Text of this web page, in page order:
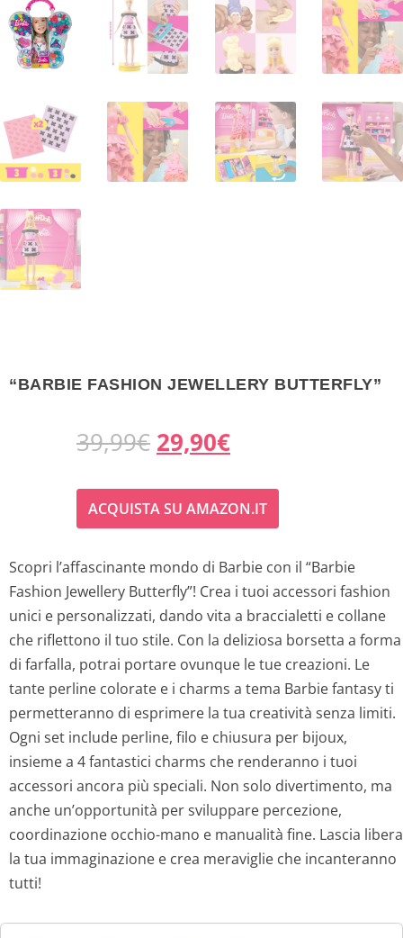
“BARBIE FASHION JEWELLERY BUTTERFLY”
39,99€ I
l
p
r
e
z
z
o
o
r
i
i
29,90€I
l
p
r
e
z
z
o
a
t
t
a
ACQUISTA SU AMAZON.IT
Scopri l’affascinante mondo di Barbie con il “Barbie
Fashion Jewellery Butterfly”! Crea i tuoi accessori fashion
unici e personalizzati, dando vita a braccialetti e collane
che riflettono il tuo stile. Con la deliziosa borsetta a forma
di farfalla, potrai portare ovunque le tue creazioni. Le
tante perline colorate e i charms a tema Barbie fantasy ti
permetteranno di esprimere la tua creatività senza limiti.
Ogni set include perline, filo e chiusura per bijoux,
insieme a 4 fantastici charms che renderanno i tuoi
accessori ancora più speciali. Non solo divertimento, ma
anche un’opportunità per sviluppare percezione,
coordinazione occhio-mano e manualità fine. Lascia libera
la tua immaginazione e crea meraviglie che incanteranno
tutti!